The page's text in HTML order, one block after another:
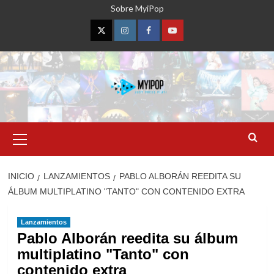
Sobre MyiPop
TwitterInstagramFacebookYouTube
primario
INICIO LANZAMIENTOS
PABLO ALBORÁN REEDITA SU
ÁLBUM MULTIPLATINO "TANTO" CON CONTENIDO EXTRA
Lanzamientos
Pablo Alborán reedita su álbum
multiplatino "Tanto" con
contenido extra